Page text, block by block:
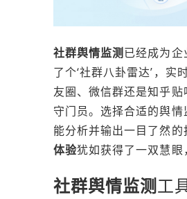
社群舆情监测已经成为
了个‘社群八卦雷达’，
友圈、微信群还是知乎贴
守门员。选择合适的舆
能分析并输出一目了然
体验犹如获得了一双慧眼
社群舆情监测工